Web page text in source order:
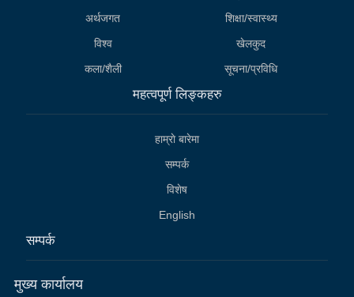
अर्थजगत
शिक्षा/स्वास्थ्य
विश्व
खेलकुद
कला/शैली
सूचना/प्रविधि
महत्वपूर्ण लिङ्कहरु
हाम्राे बारेमा
सम्पर्क
विशेष
English
सम्पर्क
मुख्य कार्यालय